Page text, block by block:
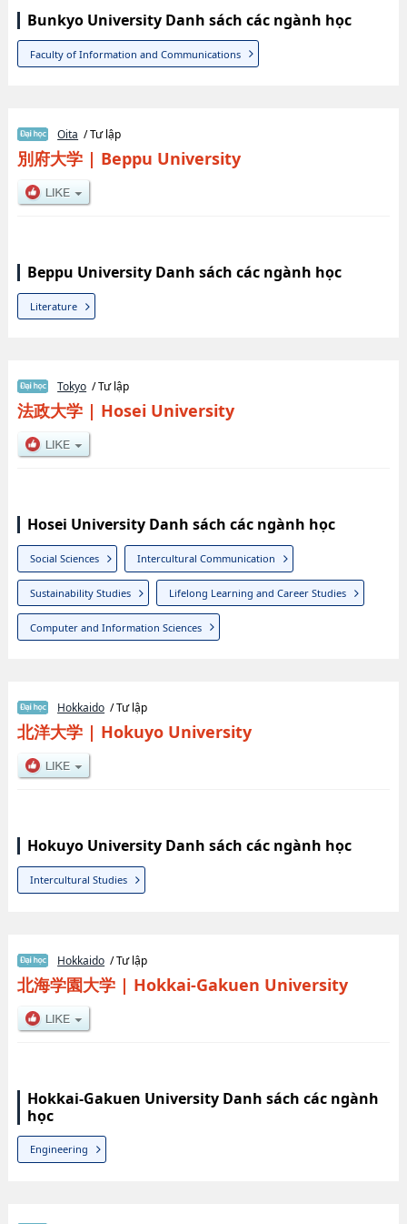
Bunkyo University Danh sách các ngành học
Faculty of Information and Communications
Oita / Tư lập
別府大学| Beppu University
Beppu University Danh sách các ngành học
Literature
Tokyo / Tư lập
法政大学| Hosei University
Hosei University Danh sách các ngành học
Social Sciences Intercultural Communication
Sustainability Studies Lifelong Learning and Career Studies
Computer and Information Sciences
Hokkaido / Tư lập
北洋大学| Hokuyo University
Hokuyo University Danh sách các ngành học
Intercultural Studies
Hokkaido / Tư lập
北海学園大学| Hokkai-Gakuen University
Hokkai-Gakuen University Danh sách các ngành
học
Engineering